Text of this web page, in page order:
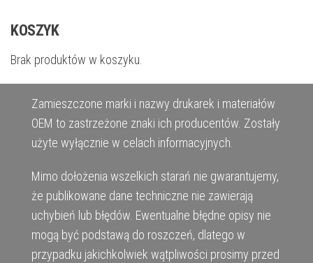
KOSZYK
Brak produktów w koszyku.
Zamieszczone marki i nazwy drukarek i materiałów
OEM to zastrzeżone znaki ich producentów. Zostały
użyte wyłącznie w celach informacyjnych.
Mimo dołożenia wszelkich starań nie gwarantujemy,
że publikowane dane techniczne nie zawierają
uchybień lub błędów. Ewentualne błędne opisy nie
mogą być podstawą do roszczeń, dlatego w
przypadku jakichkolwiek wątpliwości prosimy przed